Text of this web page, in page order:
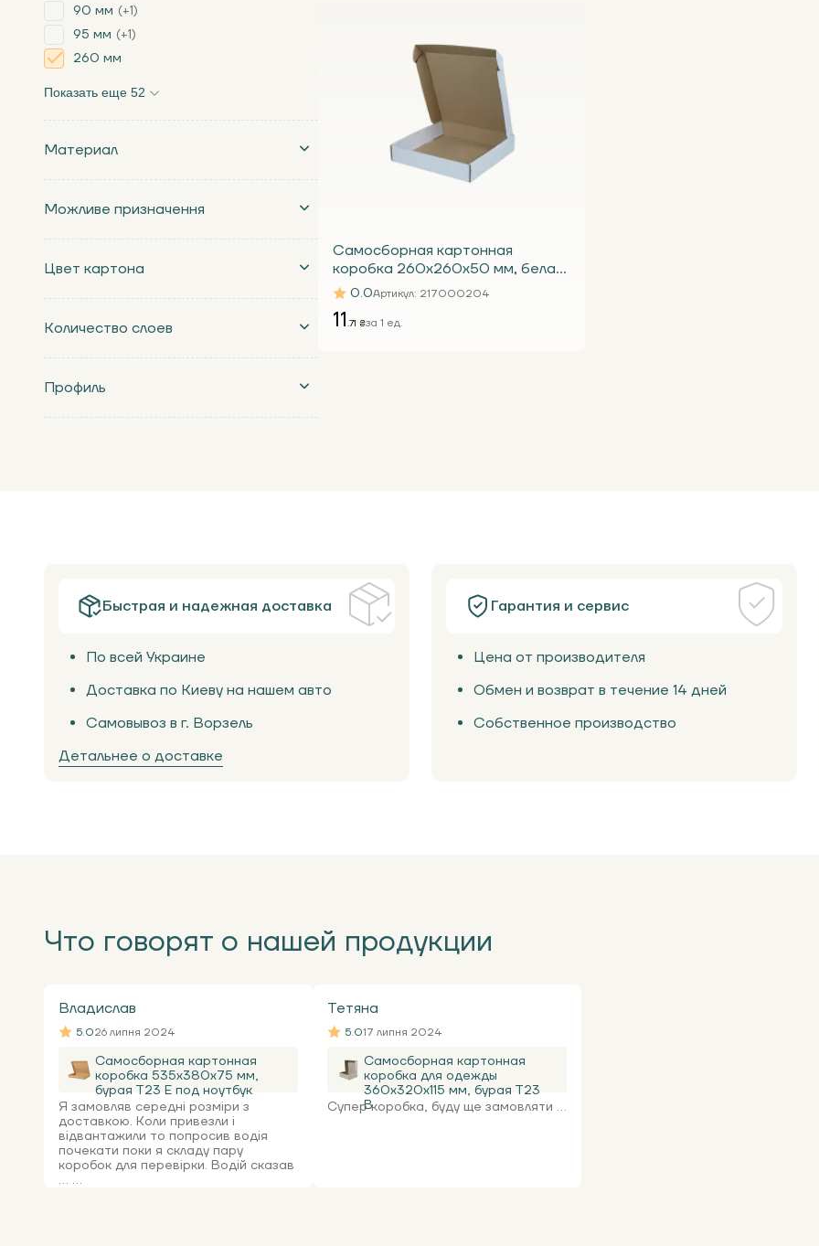
90 мм
+1
95 мм
+1
260 мм
Показать еще 52
Материал
Можливе призначення
Цвет картона
Количество слоев
Профиль
Самосборная картонная
коробка 260х260х50 мм, белая
Т23 Е
0.0Артикул: 217000204
11.71 ₴за 1 ед.
Быстрая и надежная доставка
По всей Украине
Доставка по Киеву на нашем авто
Самовывоз в г. Ворзель
Детальнее о доставке
Гарантия и сервис
Цена от производителя
Обмен и возврат в течение 14 дней
Собственное производство
Что говорят о нашей продукции
Владислав
5.026 липня 2024
Самосборная картонная
коробка 535x380x75 мм,
бурая Т23 Е под ноутбук
Я замовляв середні розміри з
доставкою. Коли привезли і
відвантажили то попросив водія
почекати поки я складу пару
коробок для перевірки. Водій сказав
... ...
Тетяна
5.017 липня 2024
Самосборная картонная
коробка для одежды
360х320х115 мм, бурая Т23
В
Супер коробка, буду ще замовляти ...